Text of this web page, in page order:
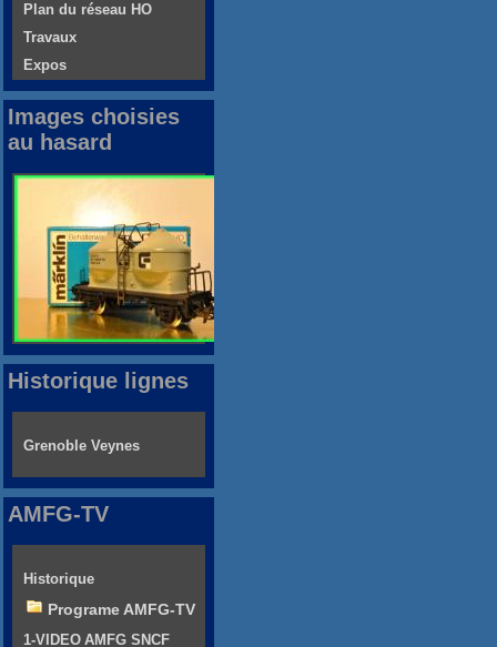
Plan du réseau HO
Travaux
Expos
Images choisies
au hasard
Historique lignes
Grenoble Veynes
AMFG-TV
Historique
Programe AMFG-TV
1-VIDEO AMFG SNCF